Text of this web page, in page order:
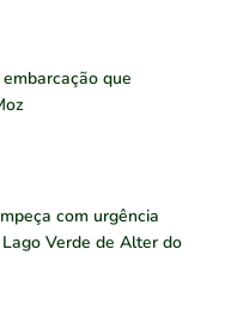
que
com urgência
Verde de Alter do